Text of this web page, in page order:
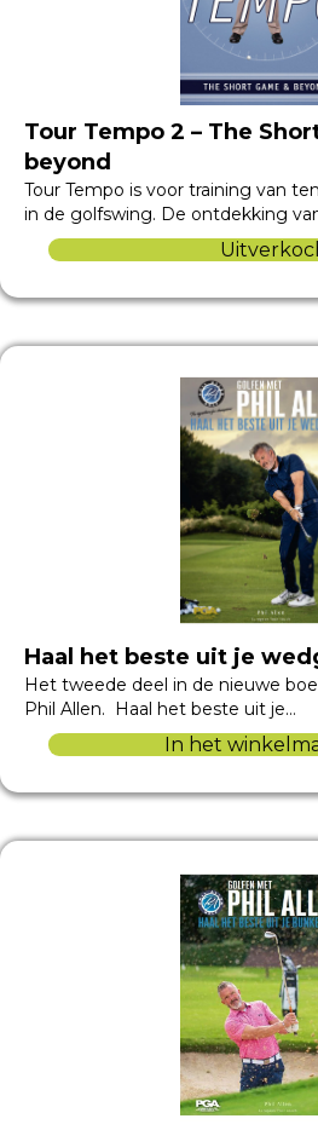
Tour Tempo 2 – The
beyond
Tour Tempo is voor training van
in de golfswing. De ontdekking
Haal het beste uit je
Het tweede deel in de nieuwe
Phil Allen. Haal het beste uit je…
In het